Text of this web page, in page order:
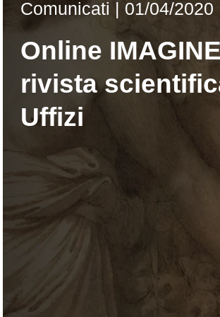
Comunicati | 01/04/2020
Online
rivista
Uffizi